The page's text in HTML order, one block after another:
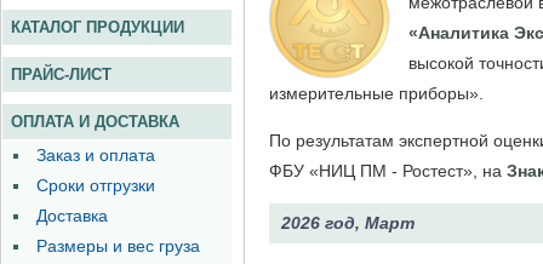
«Аналитика
высокой
измерительные приборы».
По результатам экспертной
ФБУ «НИЦ ПМ - Ростест», на
2026 год, Март